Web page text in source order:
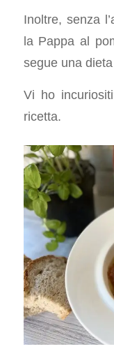
Inoltre, senza
la Pappa al
segue una
Vi ho
ricetta.